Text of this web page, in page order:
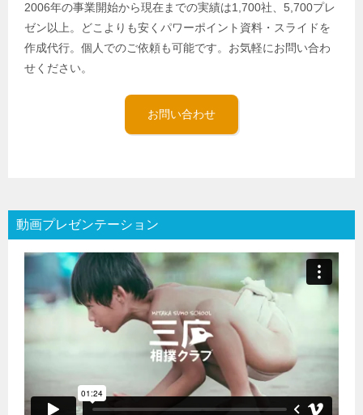
2006年の事業開始から現在までの実績は1,700社、5,700プレ
ゼン以上。どこよりも安くパワーポイント資料・スライドを
作成代行。個人でのご依頼も可能です。お気軽にお問い合わ
せください。
お問い合わせ
動画プレゼンテーション